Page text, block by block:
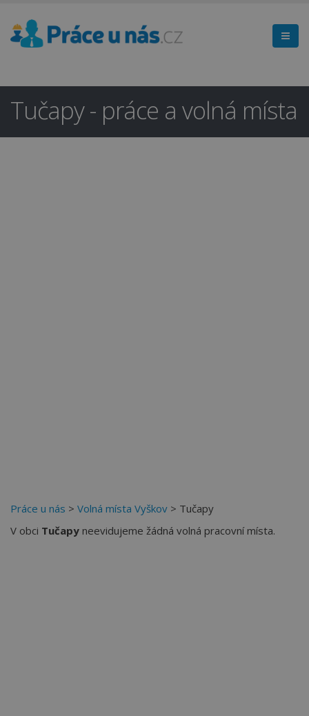
Tučapy - práce a volná místa
Práce u nás > Volná místa Vyškov > Tučapy
V obci Tučapy neevidujeme žádná volná pracovní místa.